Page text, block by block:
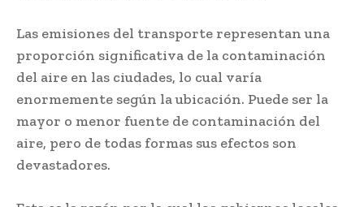
Las emisiones del transporte representan una
proporción significativa de la contaminación
del aire en las ciudades, lo cual varía
enormemente según la ubicación. Puede ser la
mayor o menor fuente de contaminación del
aire, pero de todas formas sus efectos son
devastadores.